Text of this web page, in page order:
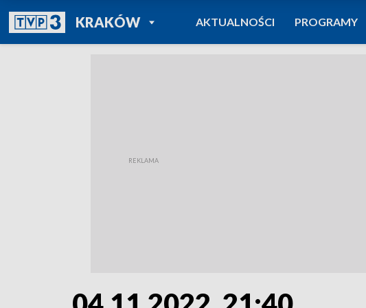
KRAKÓWPOWRÓT DO
TVP REGIONY
AKTUALNOŚCI PROGRAMY